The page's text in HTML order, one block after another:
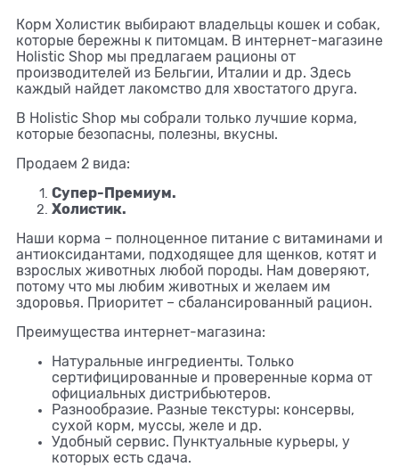
Корм Холистик выбирают владельцы кошек и собак,
которые бережны к питомцам. В интернет-магазине
Holistic Shop мы предлагаем рационы от
производителей из Бельгии, Италии и др. Здесь
каждый найдет лакомство для хвостатого друга.
В Holistic Shop мы собрали только лучшие корма,
которые безопасны, полезны, вкусны.
Продаем 2 вида:
Супер-Премиум.
Холистик.
Наши корма – полноценное питание с витаминами и
антиоксидантами, подходящее для щенков, котят и
взрослых животных любой породы. Нам доверяют,
потому что мы любим животных и желаем им
здоровья. Приоритет – сбалансированный рацион.
Преимущества интернет-магазина:
Натуральные ингредиенты. Только
сертифицированные и проверенные корма от
официальных дистрибьютеров.
Разнообразие. Разные текстуры: консервы,
сухой корм, муссы, желе и др.
Удобный сервис. Пунктуальные курьеры, у
которых есть сдача.